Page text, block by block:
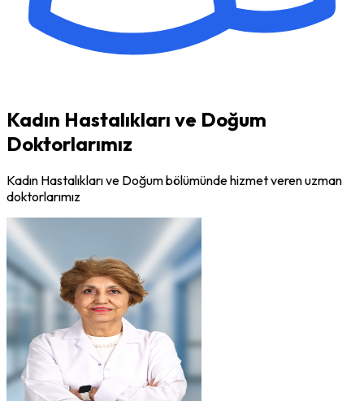
Kadın Hastalıkları ve Doğum
Doktorlarımız
Kadın Hastalıkları ve Doğum bölümünde hizmet veren uzman
doktorlarımız